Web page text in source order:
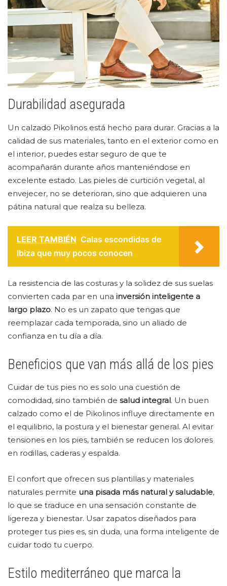
Durabilidad asegurada
Un calzado Pikolinos está hecho para durar. Gracias a la
calidad de sus materiales, tanto en el exterior como en
el interior, puedes estar seguro de que te
acompañarán durante años manteniéndose en
excelente estado. Las pieles de curtición vegetal, al
envejecer, no se deterioran, sino que adquieren una
pátina natural que realza su belleza.
LEER TAMBIÉN Calas escondidas de
Ibiza que muy pocos conocen
La resistencia de las costuras y la solidez de sus suelas
convierten cada par en una inversión inteligente a
largo plazo. No es un zapato que tengas que
reemplazar cada temporada, sino un aliado de
confianza en tu día a día.
Beneficios que van más allá de los pies
Cuidar de tus pies no es solo una cuestión de
comodidad, sino también de salud integral. Un buen
calzado como el de Pikolinos influye directamente en
el equilibrio, la postura y el bienestar general. Al evitar
tensiones en los pies, también se reducen los dolores
en rodillas, caderas y espalda.
El confort que ofrecen sus plantillas y materiales
naturales permite una pisada más natural y saludable,
lo que se traduce en una sensación constante de
ligereza y bienestar. Usar zapatos diseñados para
proteger tus pies es, sin duda, una forma inteligente de
cuidar todo tu cuerpo.
Estilo mediterráneo que marca la